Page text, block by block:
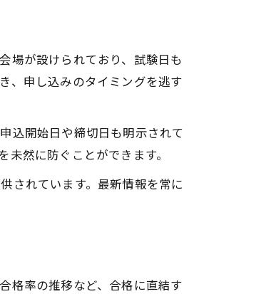
場が設けられており、試験日も
、申し込みのタイミングを逃す
込開始日や締切日も明示されて
然に防ぐことができます。
されています。最新情報を常に
格率の推移など、合格に直結す